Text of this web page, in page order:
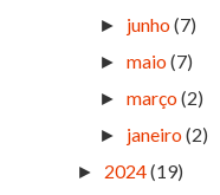
► junho(7)
►maio(7)
►março(2)
► janeiro(2)
► 2024(19)